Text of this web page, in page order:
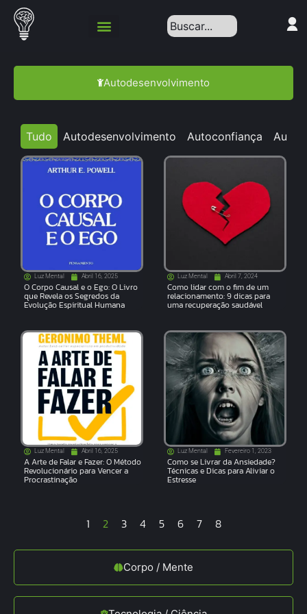
Autodesenvolvimento
Corpo / Mente
Autodesenvolvimento Autoconfiança
Tudo
Luz Mental Abril 16, 2025
O Corpo Causal e o Ego: O Livro
que Revela os Segredos da
Evolução Espiritual Humana
Luz Mental Abril 7, 2024
Como lidar com o fim de um
relacionamento: 9 dicas para
uma recuperação saudável
Luz Mental Abril 16, 2025
A Arte de Falar e Fazer: O Método
Revolucionário para Vencer a
Procrastinação
Luz Mental Fevereiro 1, 2023
Como se Livrar da Ansiedade?
Técnicas e Dicas para Aliviar o
Estresse
1 2 3 4 5 6 7 8